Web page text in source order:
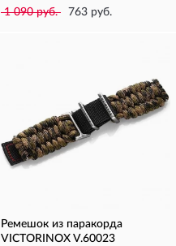
1 090 руб.
763 руб.
Ремешок из паракорда
VICTORINOX V.60023